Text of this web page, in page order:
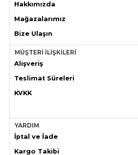
Hakkımızda
Mağazalarımız
Bize Ulaşın
MÜŞTERİ İLİŞKİLERİ
Alışveriş
Teslimat Süreleri
KVKK
YARDIM
İptal ve İade
Kargo Takibi